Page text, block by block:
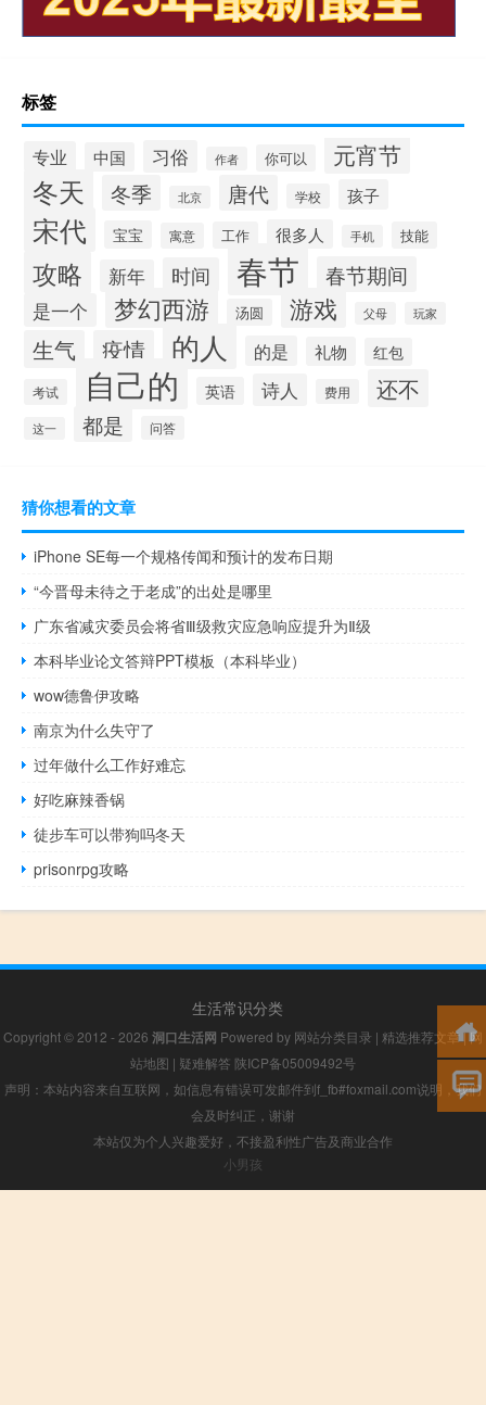
标签
专业 中国 习俗 作者 你可以 元宵节
冬天 冬季 北京 唐代 学校 孩子
宋代 宝宝 寓意 工作 很多人 手机 技能
攻略 新年 时间 春节 春节期间
是一个 梦幻西游 汤圆 游戏 父母 玩家
生气 疫情 的人 的是 礼物 红包
考试 自己的 英语 诗人 费用 还不
这一 都是 问答
猜你想看的文章
iPhone SE每一个规格传闻和预计的发布日期
“今晋母未待之于老成”的出处是哪里
广东省减灾委员会将省Ⅲ级救灾应急响应提升为Ⅱ级
本科毕业论文答辩PPT模板（本科毕业）
wow德鲁伊攻略
南京为什么失守了
过年做什么工作好难忘
好吃麻辣香锅
徒步车可以带狗吗冬天
prisonrpg攻略
生活常识分类
Copyright © 2012 - 2026 洞口生活网 Powered by 网站分类目录 | 精选推荐文章 |网
站地图 | 疑难解答 陕ICP备05009492号
声明：本站内容来自互联网，如信息有错误可发邮件到f_fb#foxmail.com说明，我们
会及时纠正，谢谢
本站仅为个人兴趣爱好，不接盈利性广告及商业合作
小男孩